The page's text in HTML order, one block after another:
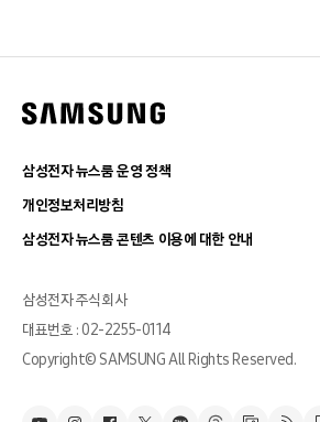
삼성전자 뉴스룸 운영 정책
개인정보처리방침
삼성전자 뉴스룸 콘텐츠 이용에 대한 안내
삼성전자 주식회사
대표번호 : 02-2255-0114
Copyright© SAMSUNG All Rights Reserved.